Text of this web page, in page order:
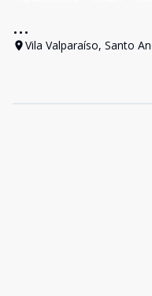
...
Vila Valparaíso, Santo